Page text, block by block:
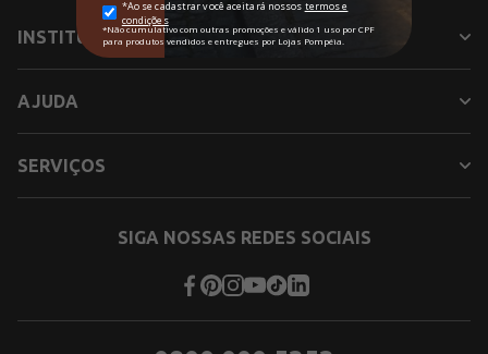
INSTITUCIONAL
AJUDA
SERVIÇOS
SIGA NOSSAS REDES SOCIAIS